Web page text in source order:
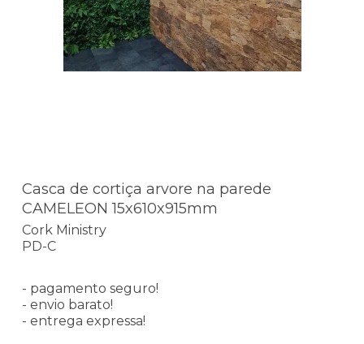
Casca de cortiça arvore na parede
CAMELEON 15x610x915mm
Cork Ministry
PD-C
- pagamento seguro!
- envio barato!
- entrega expressa!